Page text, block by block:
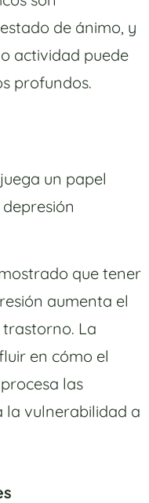
de ánimo, y
actividad puede
profundos.
un papel
que tener
aumenta el
La
en cómo el
las
la vulnerabilidad a